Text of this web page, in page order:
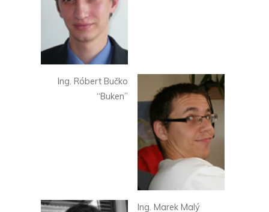
Ing. Róbert Bučko
“Buken”
Ing. Marek Malý